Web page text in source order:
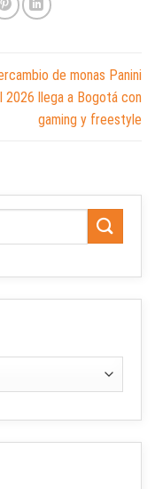
de monas Panini
2026 llega a Bogotá con
gaming y freestyle